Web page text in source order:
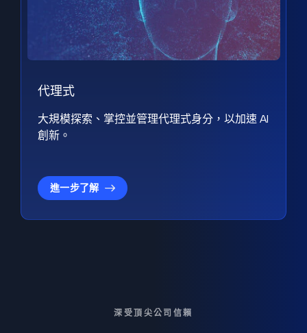
代理式
大規模探索、掌控並管理代理式身分，以加速 AI
創新。
進一步了解
深受頂尖公司信賴